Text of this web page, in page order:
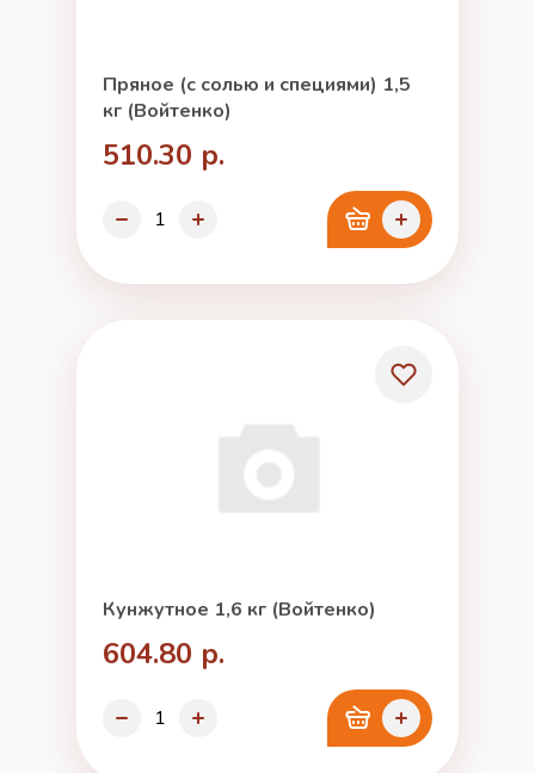
Пряное (с солью и специями) 1,5
кг (Войтенко)
510.30 р.
Кунжутное 1,6 кг (Войтенко)
604.80 р.